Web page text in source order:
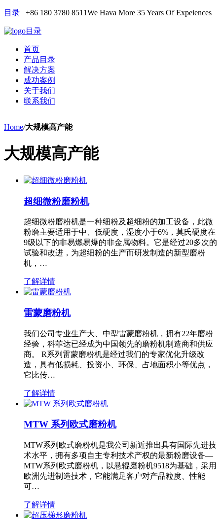
目录 +86 180 3780 8511We Hava More 35 Years Of Expeiences
目录
首页
产品目录
解决方案
成功案例
关于我们
联系我们
Home/大规模高产能
大规模高产能
超细微粉磨粉机
超细微粉磨粉机是一种细粉及超细粉的加工设备，此微
粉磨主要适用于中、低硬度，湿度小于6%，莫氏硬度在
9级以下的非易燃易爆的非金属物料。它是经过20多次的
试验和改进，为超细粉的生产而研发制造的新型磨粉
机，…
了解详情
雷蒙磨粉机
我们公司专业生产大、中型雷蒙磨粉机，拥有22年磨粉
经验，科菲达已经成为中国领先的磨粉机制造商和供应
商。 R系列雷蒙磨粉机是经过我们的专家优化升级改
造，具有低损耗、投资小、环保、占地面积小等优点，
它比传…
了解详情
MTW 系列欧式磨粉机
MTW系列欧式磨粉机是我公司新近推出具有国际先进技
术水平，拥有多项自主专利技术产权的最新粉磨设备—
MTW系列欧式磨粉机，以悬辊磨粉机9518为基础，采用
欧洲先进制造技术，它能满足客户对产品粒度、性能
可…
了解详情